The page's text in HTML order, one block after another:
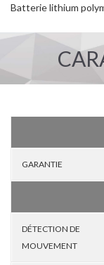
Batterie lithium
GARANTIE
DÉTECTION DE
MOUVEMENT